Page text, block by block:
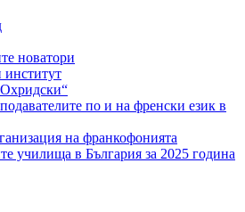
новатори
институт
по и на френски език в
на франкофонията
училища в България за 2025 година